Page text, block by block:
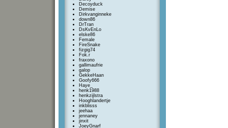
Decoyduck
Demise
Dirkvanginneke
down86
DrTran
DsKvEnLo
elske86
Female
FireSnake
fizgig74
Fok.r
fraxono
gallimaufrie
galop
GekkeHaan
Goofy666
Haye_
henk1988
henkzijlstra
Hooghlandertje
inkblisss
jeehaa
jennaney
jinxit
JoeyGnarf